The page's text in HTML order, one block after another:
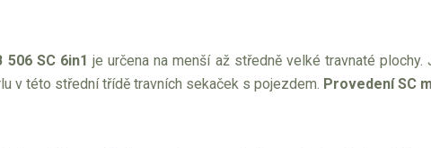
506 SC 6in1 je určena na menší až středně velké travnaté
v této střední třídě travních sekaček s pojezdem. Provedení SC